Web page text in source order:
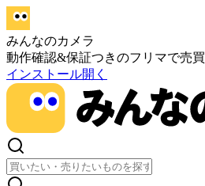
みんなのカメラ
動作確認&保証つきのフリマで売買
インストール開く